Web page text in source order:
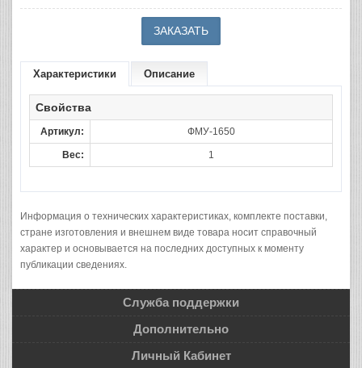
Характеристики Описание
Свойства
Артикул: ФМУ-1650
Вес: 1
Информация о технических характеристиках, комплекте поставки,
стране изготовления и внешнем виде товара носит справочный
характер и основывается на последних доступных к моменту
публикации сведениях.
Служба поддержки
Дополнительно
Личный Кабинет